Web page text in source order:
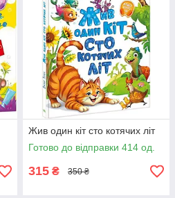
Жив один кіт сто котячих літ
Готово до відправки 414 од.
315 ₴ 350 ₴